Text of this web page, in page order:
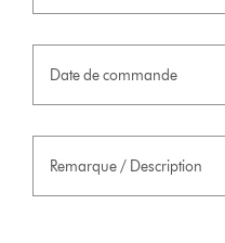
Date de commande
Remarque / Description